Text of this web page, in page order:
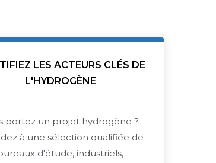
LES ACTEURS CLÉS DE
L'HYDROGÈNE
portez un projet hydrogène ?
à une sélection qualifiée de
d'étude, industriels,